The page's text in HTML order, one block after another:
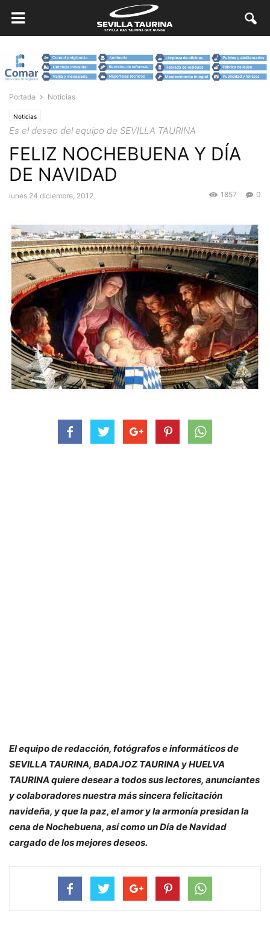
Portada Noticias
Noticias
Es el deseo del equipo de SEVILLA TAURINA
FELIZ NOCHEBUENA Y DÍA
DE NAVIDAD
lunes 24 diciembre, 2012 0
1857
El equipo de redacción, fotógrafos e informáticos de
SEVILLA TAURINA, BADAJOZ TAURINA y HUELVA
TAURINA quiere desear a todos sus lectores, anunciantes
y colaboradores nuestra más sincera felicitación
navideña, y que la paz, el amor y la armonía presidan la
cena de Nochebuena, así como un Día de Navidad
cargado de los mejores deseos.